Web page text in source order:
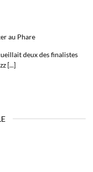
au Phare
deux des finalistes
[...]